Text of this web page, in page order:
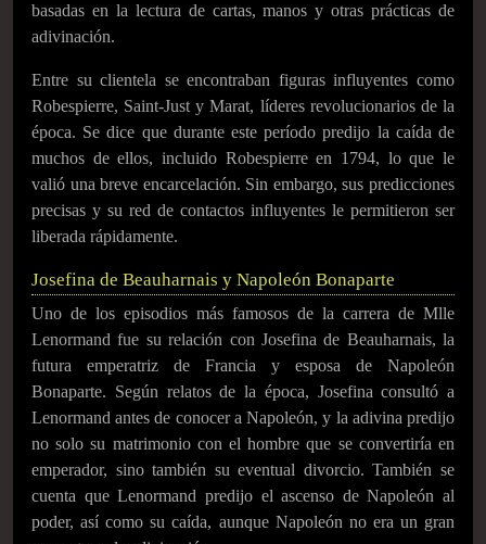
basadas en la lectura de cartas, manos y otras prácticas de
adivinación.
Entre su clientela se encontraban figuras influyentes como
Robespierre, Saint-Just y Marat, líderes revolucionarios de la
época. Se dice que durante este período predijo la caída de
muchos de ellos, incluido Robespierre en 1794, lo que le
valió una breve encarcelación. Sin embargo, sus predicciones
precisas y su red de contactos influyentes le permitieron ser
liberada rápidamente.
Josefina de Beauharnais y Napoleón Bonaparte
Uno de los episodios más famosos de la carrera de Mlle
Lenormand fue su relación con Josefina de Beauharnais, la
futura emperatriz de Francia y esposa de Napoleón
Bonaparte. Según relatos de la época, Josefina consultó a
Lenormand antes de conocer a Napoleón, y la adivina predijo
no solo su matrimonio con el hombre que se convertiría en
emperador, sino también su eventual divorcio. También se
cuenta que Lenormand predijo el ascenso de Napoleón al
poder, así como su caída, aunque Napoleón no era un gran